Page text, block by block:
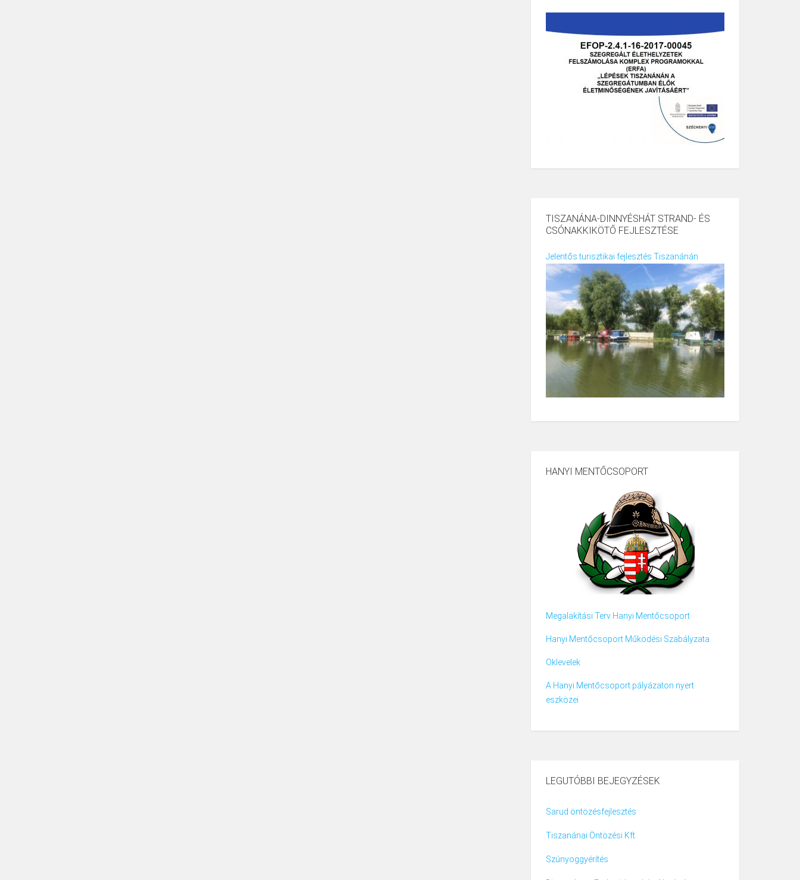
TISZANÁNA-DINNYÉSHÁT STRAND- ÉS
CSÓNAKKIKÖTŐ FEJLESZTÉSE
Jelentős turisztikai fejlesztés Tiszanánán
HANYI MENTŐCSOPORT
Megalakítási Terv Hanyi Mentőcsoport
Hanyi Mentőcsoport Működési Szabályzata
Oklevelek
A Hanyi Mentőcsoport pályázaton nyert
eszközei
LEGUTÓBBI BEJEGYZÉSEK
Sarud öntözésfejlesztés
Tiszanánai Öntözési Kft.
Szúnyoggyérítés